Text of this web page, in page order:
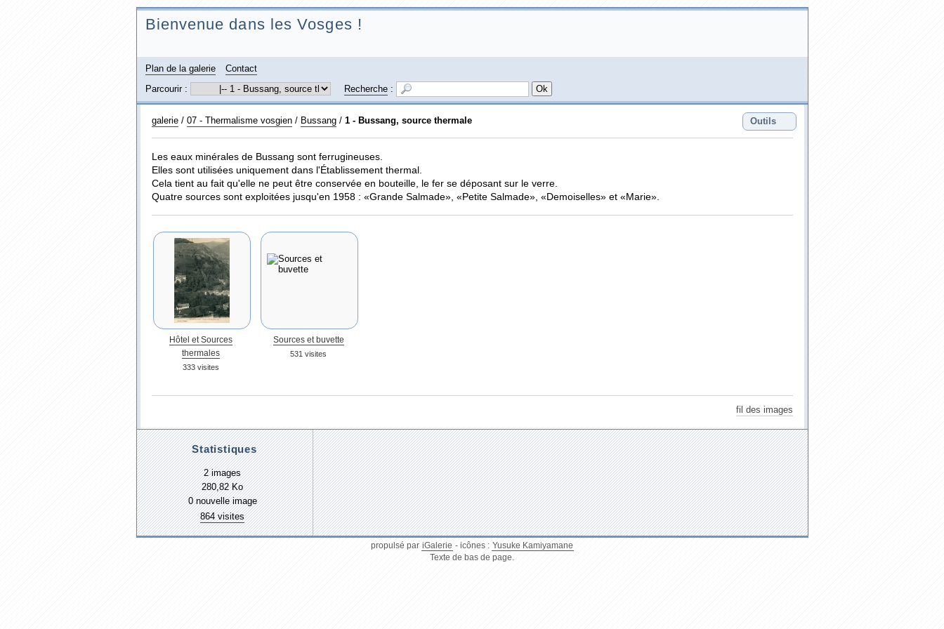
Bienvenue dans les Vosges !
Plan de la galerie
Contact
Parcourir :
Recherche:
Outils
galerie/ 07 - Thermalisme vosgien/ Bussang/ 1 - Bussang, source thermale
Les eaux minérales de Bussang sont ferrugineuses.
Elles sont utilisées uniquement dans l'Établissement thermal.
Cela tient au fait qu'elle ne peut être conservée en bouteille, le fer se déposant sur le verre.
Quatre sources sont exploitées jusqu'en 1958 : «Grande Salmade», «Petite Salmade», «Demoiselles» et «Marie».
Hôtel et Sources
thermales
333 visites
Sources et buvette
531 visites
fil des images
Statistiques
2 images
280,82 Ko
0 nouvelle image
864 visites
propulsé par iGalerie - icônes : Yusuke Kamiyamane
Texte de bas de page.